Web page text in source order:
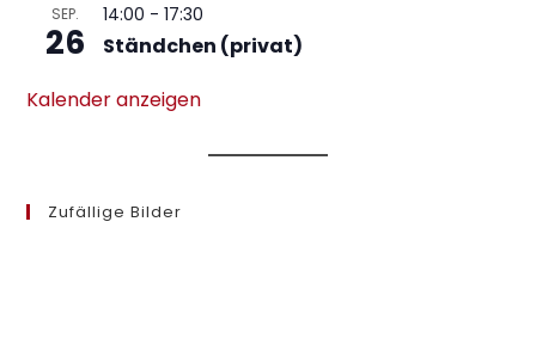
SEP.
26
14:00 -17:30
Ständchen (privat)
Kalender anzeigen
Zufällige Bilder